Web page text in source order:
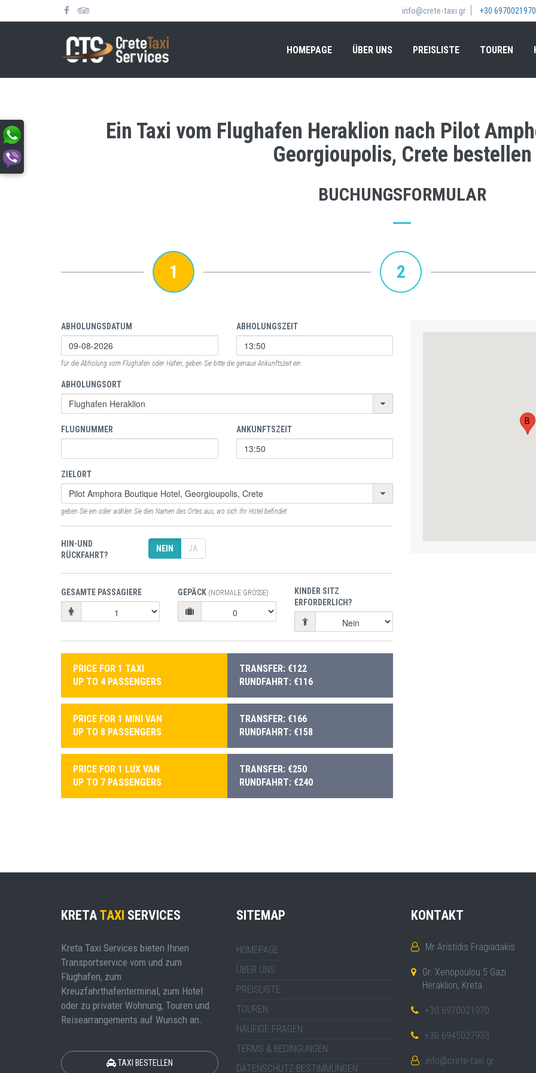
info@crete-taxi.gr +30 6970021970
HOMEPAGE ÜBER UNS PREISLISTE TOUREN
Ein Taxi vom Flughafen Heraklion nach Pilot
Georgioupolis, Crete bestellen
BUCHUNGSFORMULAR
1 2
ABHOLUNGSDATUM ABHOLUNGSZEIT
für die Abholung vom Flughafen oder Hafen, geben Sie bitte die genaue Ankunftszeit ein
ABHOLUNGSORT
FLUGNUMMER ANKUNFTSZEIT
ZIELORT
geben Sie ein oder wählen Sie den Namen des Ortes aus, wo sich Ihr Hotel befindet
HIN-UND
RÜCKFAHRT?
NEIN JA
GESAMTE PASSAGIERE GEPÄCK (NORMALE GRÖSSE)
KINDER SITZ
ERFORDERLICH?
PRICE FOR 1 TAXI
UP TO 4 PASSENGERS
TRANSFER: €122
RUNDFAHRT: €116
PRICE FOR 1 MINI VAN
UP TO 8 PASSENGERS
TRANSFER: €166
RUNDFAHRT: €158
PRICE FOR 1 LUX VAN
UP TO 7 PASSENGERS
TRANSFER: €250
RUNDFAHRT: €240
B
KRETA TAXI SERVICES
Kreta Taxi Services bieten Ihnen
Transportservice vom und zum
Flughafen, zum
Kreuzfahrthafenterminal, zum Hotel
oder zu privater Wohnung, Touren und
Reisearrangements auf Wunsch an.
TAXI BESTELLEN
SITEMAP
HOMEPAGE
ÜBER UNS
PREISLISTE
TOUREN
HÄUFIGE FRAGEN
TERMS & BEDINGUNGEN
DATENSCHUTZ-BESTIMMUNGEN
KONTAKT
Mr Aristidis Fragiadakis
Gr. Xenopoulou 5 Gazi
Heraklion, Kreta
+30 6970021970
+30 6945027933
info@crete-taxi.gr